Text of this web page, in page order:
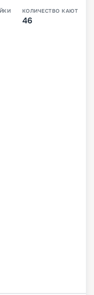
КОЛИЧЕСТВО КАЮТ
46